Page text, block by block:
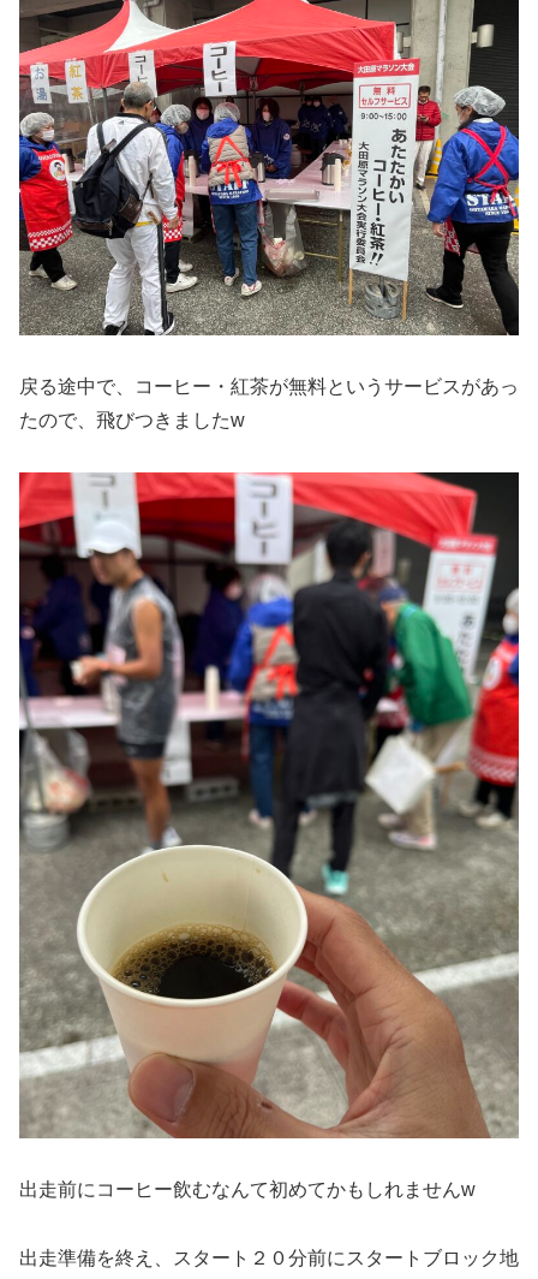
戻る途中で、コーヒー・紅茶が無料というサービスがあっ
たので、飛びつきましたw
出走前にコーヒー飲むなんて初めてかもしれませんw
出走準備を終え、スタート２０分前にスタートブロック地